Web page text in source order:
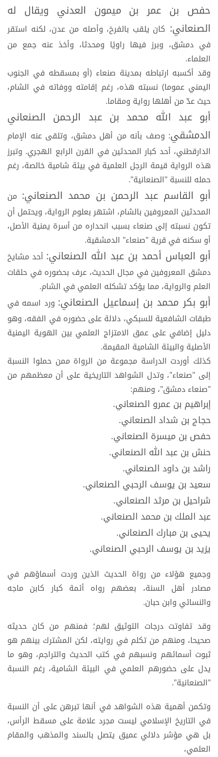
حفص بن عمر بن ميمون العدني ويقال له
الصنعاني: كان يلقب بالفرخ، وأصله من عدن، لكنه استقر
في دمشق، وبرز فيها راويًا ومحدثا، وأخذ عنه جمع من
العلماء.
وقد أكسبه ارتباطه بمدينة صنعاء (أو بمسقطه في الجنوب
اليمني عموما) نسبته هذه، رغم إقامته ووفاته في الشام،
حيث عدّ من أهلها رواية ومقاما.
أبو عبد الله محمد بن عبد الرحمن الصنعاني
الدمشقي: وصف بأنه من أهل دمشق، وتلقى عنه الإمام
الدارقطني، أحد كبار المحدثين في القرن الرابع الهجري. وتبرز
هذه الرواية قيمة الرجل العلمية في بيئة شامية خالصة، رغم
حمله للنسبة "الصنعانية".
أبو القاسم عبد الرحمن بن محمد الصنعاني: من
المحدثين المعروفين بالشام، اشتهر بعلوم الرواية، ويحتمل أن
تكون نسبته إلى صنعاء بسبب انحداره من أسرة يمنية الأصل،
أو سكنه في قرية "صنعاء" الدمشقية.
أبو العباس أحمد بن عبد الله الصنعاني: أحد مشايخ
دمشق المعروفين في مجال الحديث، عرف بحضوره في حلقات
العلم والرواية، مما يؤكد تشكله العلمي في الشام.
أبو بكر محمد بن إسماعيل الصنعاني: ورد اسمه في
طبقات الشافعية للسبكي، دلالة على حضوره في الفقه، وهو
دليل إضافي على عمق الامتزاج العلمي بين الهوية اليمنية
الأصلية والبيئة الشامية المقيمة.
كذلك أوردت الدراسة مجموعة من الرواة ممن حملوا النسبة
إلى "صنعاء"، وتدل الشواهد التاريخية على أن معظمهم من
"صنعاء دمشق"، ومنهم:
إبراهيم بن عمرو الصنعاني.
حجاج بن شداد الصنعاني.
حفص بن ميسرة الصنعاني.
حنش بن عبد الله الصنعاني.
راشد بن داود الصنعاني.
سعيد بن يوسف الرحبي الصنعاني.
شراحيل بن مرثد الصنعاني.
عبد الملك بن محمد الصنعاني.
يحيى بن مبارك الصنعاني.
يزيد بن يوسف الرحبي الصنعاني.
وجميع هؤلاء من رواة الحديث الذين وردت أسماؤهم في
مصادر أهل السنة، بعضهم رواه أئمة كبار كابن ماجه
والنسائي وابن حبان.
وقد تفاوتت درجات التوثيق لهم؛ فمنهم من كان حديثه
صحيحا، ومنهم من تكلم في روايته، لكن المشترك بينهم هو
ثبوت أسمائهم ونسبهم في كتب الحديث والتراجم، وهو ما
يدل على حضورهم العلمي في البيئة الشامية، رغم النسبة
"الصنعانية".
وتكمن أهمية هذه الشواهد في أنها تبرهن على أن النسبة
في التاريخ الإسلامي ليست مجرد علامة على مسقط الرأس،
بل هي مؤشر دلالي عميق يتصل بالسند والمذهب والمقام
العلمي،